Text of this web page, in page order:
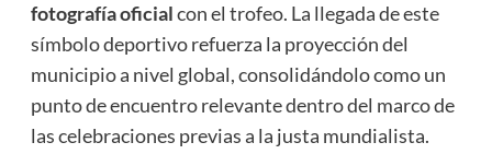
fotografía oficialcon el trofeo. La llegada de este
símbolo deportivo refuerza la proyección del
municipio a nivel global, consolidándolo como un
punto de encuentro relevante dentro del marco de
las celebraciones previas a la justa mundialista.